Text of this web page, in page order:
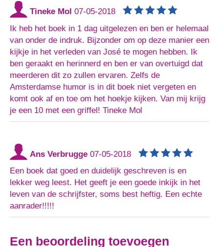
Tineke Mol 07-05-2018
Ik heb het boek in 1 dag uitgelezen en ben er helemaal
van onder de indruk. Bijzonder om op deze manier een
kijkje in het verleden van José te mogen hebben. Ik
ben geraakt en herinnerd en ben er van overtuigd dat
meerderen dit zo zullen ervaren. Zelfs de
Amsterdamse humor is in dit boek niet vergeten en
komt ook af en toe om het hoekje kijken. Van mij krijg
je een 10 met een griffel! Tineke Mol
Ans Verbrugge 07-05-2018
Een boek dat goed en duidelijk geschreven is en
lekker weg leest. Het geeft je een goede inkijk in het
leven van de schrijfster, soms best heftig. Een echte
aanrader!!!!!
Een beoordeling toevoegen